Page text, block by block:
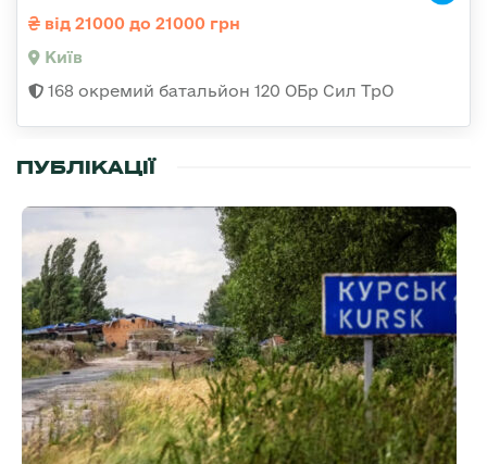
від 21000 до 21000 грн
Київ
168 окремий батальйон 120 ОБр Cил ТрО
ПУБЛІКАЦІЇ